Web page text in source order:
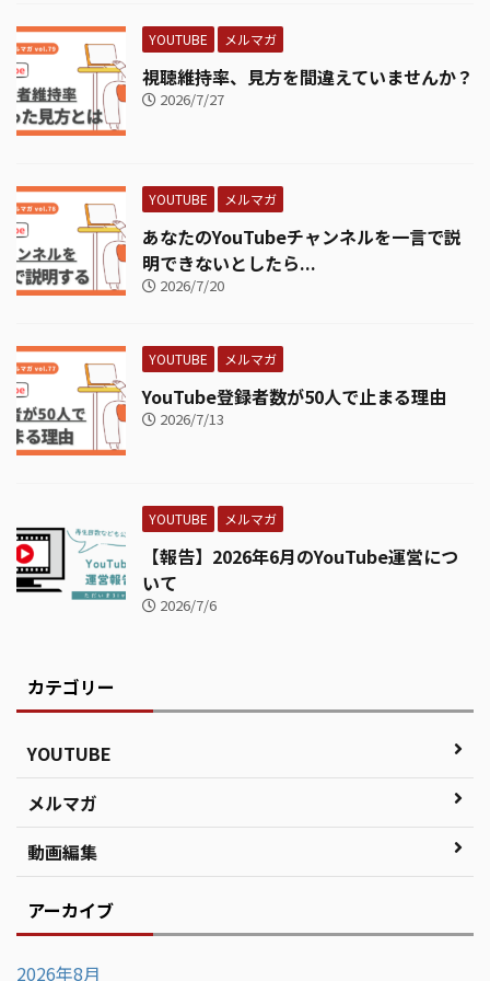
YOUTUBE メルマガ
視聴維持率、見方を間違えていませんか？
2026/7/27
YOUTUBE メルマガ
あなたのYouTubeチャンネルを一言で説
明できないとしたら...
2026/7/20
YOUTUBE メルマガ
YouTube登録者数が50人で止まる理由
2026/7/13
YOUTUBE メルマガ
【報告】2026年6月のYouTube運営につ
いて
2026/7/6
カテゴリー
YOUTUBE
メルマガ
動画編集
アーカイブ
2026年8月